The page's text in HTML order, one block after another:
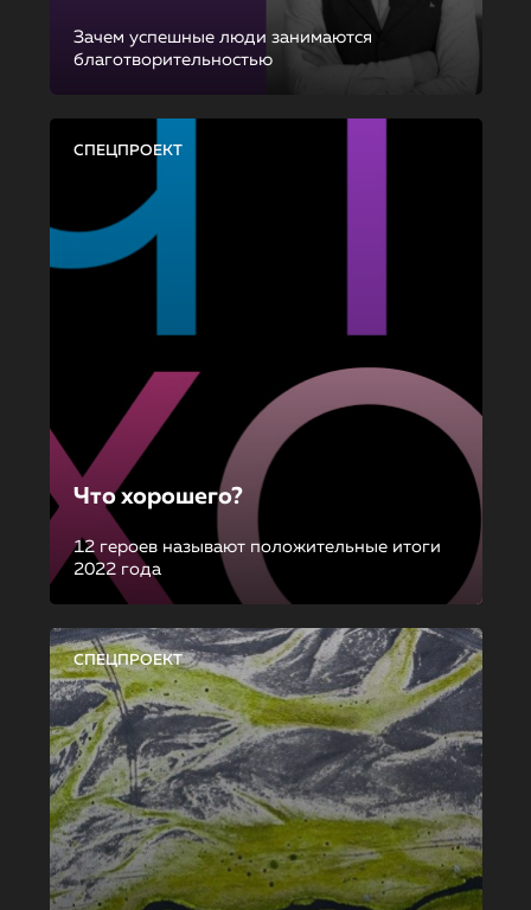
Зачем успешные люди занимаются
благотворительностью
СПЕЦПРОЕКТ
Что хорошего?
12 героев называют положительные итоги
2022 года
СПЕЦПРОЕКТ